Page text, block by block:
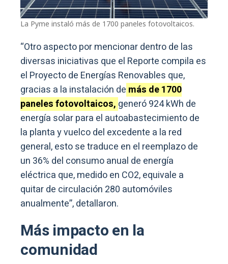
La Pyme instaló más de 1700 paneles fotovoltaicos.
“Otro aspecto por mencionar dentro de las
diversas iniciativas que el Reporte compila es
el Proyecto de Energías Renovables que,
gracias a la instalación de más de 1700
paneles fotovoltaicos, generó 924 kWh de
energía solar para el autoabastecimiento de
la planta y vuelco del excedente a la red
general, esto se traduce en el reemplazo de
un 36% del consumo anual de energía
eléctrica que, medido en CO2, equivale a
quitar de circulación 280 automóviles
anualmente”, detallaron.
Más impacto en la
comunidad